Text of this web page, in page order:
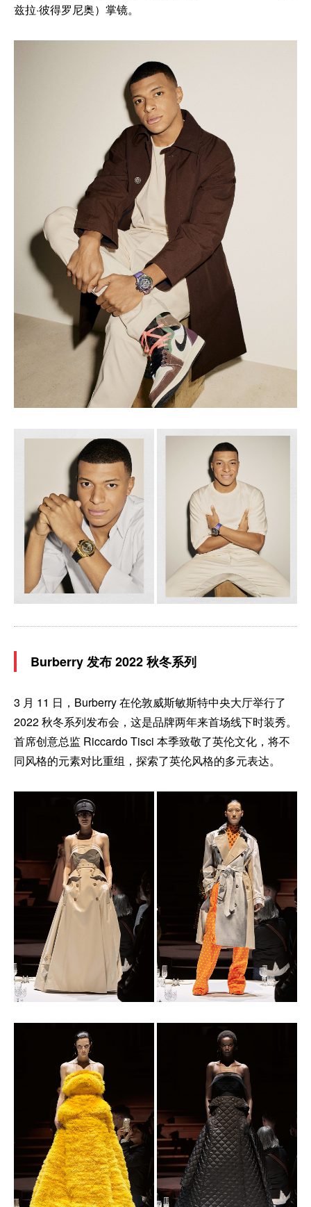
兹拉·彼得罗尼奥）掌镜。
Burberry 发布 2022 秋冬系列
3 月 11 日，Burberry 在伦敦威斯敏斯特中央大厅举行了
2022 秋冬系列发布会，这是品牌两年来首场线下时装秀。
首席创意总监 Riccardo Tisci 本季致敬了英伦文化，将不
同风格的元素对比重组，探索了英伦风格的多元表达。